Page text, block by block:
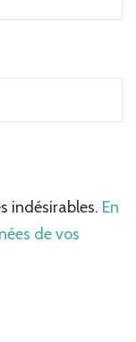
indésirables. En
de vos